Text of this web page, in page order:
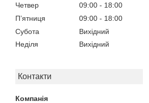
Четвер
09:00
18:00
Пʼятниця
09:00
18:00
Субота
Вихідний
Неділя
Вихідний
Контакти